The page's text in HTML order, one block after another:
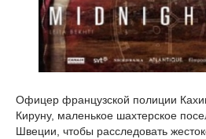
Офицер французской полиции
Кируну, маленькое шахтерское
Швеции, чтобы расследовать